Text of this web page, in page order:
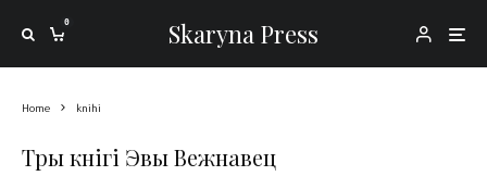
0 Skaryna Press
Home knihi
Тры кнігі Эвы Вежнавец